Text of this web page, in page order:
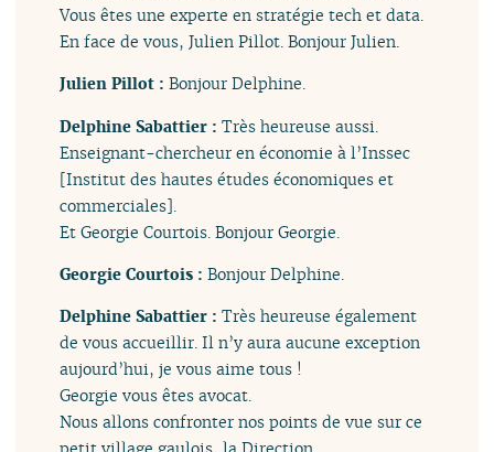
Vous êtes une experte en stratégie tech et data.
En face de vous, Julien Pillot. Bonjour Julien.
Julien Pillot :Bonjour Delphine.
Delphine Sabattier :Très heureuse aussi.
Enseignant-chercheur en économie à l’Inssec
[Institut des hautes études économiques et
commerciales].
Et Georgie Courtois. Bonjour Georgie.
Georgie Courtois :Bonjour Delphine.
Delphine Sabattier :Très heureuse également
de vous accueillir. Il n’y aura aucune exception
aujourd’hui, je vous aime tous !
Georgie vous êtes avocat.
Nous allons confronter nos points de vue sur ce